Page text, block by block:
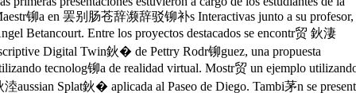
铆a en 罢别肠苍辞濒辞驳铆补s Interactivas junto a su profesor,
Betancourt. Entre los proyectos destacados se encontr贸 鈥淒
Digital Twin鈥� de Pettry Rodr铆guez, una propuesta
tecnolog铆a de realidad virtual. Mostr贸 un ejemplo
淕aussian Splat鈥� aplicada al Paseo de Diego. Tambi茅n se present